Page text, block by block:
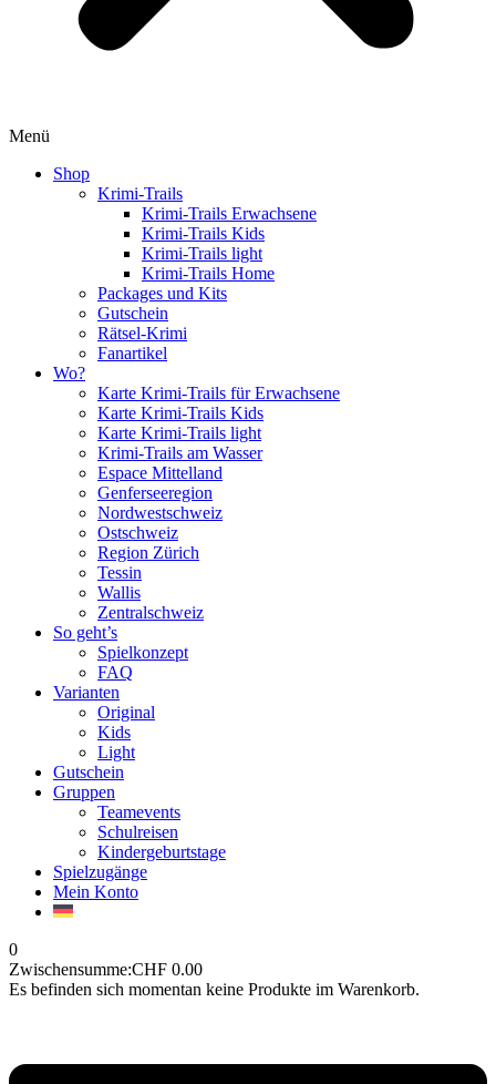
Menü
Shop
Krimi-Trails
Krimi-Trails Erwachsene
Krimi-Trails Kids
Krimi-Trails light
Krimi-Trails Home
Packages und Kits
Gutschein
Rätsel-Krimi
Fanartikel
Wo?
Karte Krimi-Trails für Erwachsene
Karte Krimi-Trails Kids
Karte Krimi-Trails light
Krimi-Trails am Wasser
Espace Mittelland
Genferseeregion
Nordwestschweiz
Ostschweiz
Region Zürich
Tessin
Wallis
Zentralschweiz
So geht’s
Spielkonzept
FAQ
Varianten
Original
Kids
Light
Gutschein
Gruppen
Teamevents
Schulreisen
Kindergeburtstage
Spielzugänge
Mein Konto
0
Zwischensumme:CHF 0.00
Es befinden sich momentan keine Produkte im Warenkorb.